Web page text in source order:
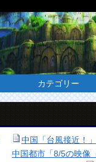
カテゴリー
中国「台風接近！
中国都市「8/5の映像